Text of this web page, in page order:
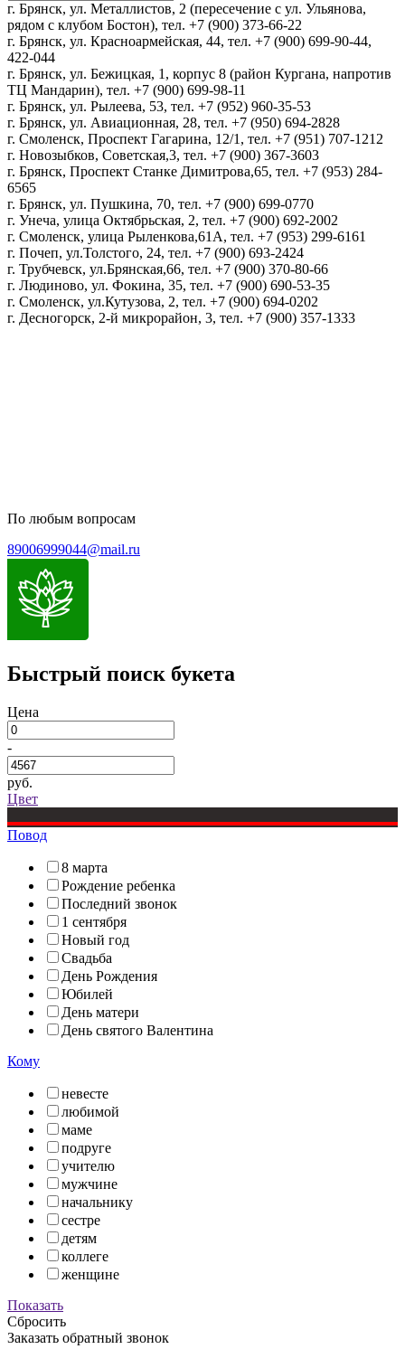
г. Брянск, ул. Металлистов, 2 (пересечение с ул. Ульянова,
рядом с клубом Бостон), тел. +7 (900) 373-66-22
г. Брянск, ул. Красноармейская, 44, тел. +7 (900) 699-90-44,
422-044
г. Брянск, ул. Бежицкая, 1, корпус 8 (район Кургана, напротив
ТЦ Мандарин), тел. +7 (900) 699-98-11
г. Брянск, ул. Рылеева, 53, тел. +7 (952) 960-35-53
г. Брянск, ул. Авиационная, 28, тел. +7 (950) 694-2828
г. Смоленск, Проспект Гагарина, 12/1, тел. +7 (951) 707-1212
г. Новозыбков, Советская,3, тел. +7 (900) 367-3603
г. Брянск, Проспект Станке Димитрова,65, тел. +7 (953) 284-
6565
г. Брянск, ул. Пушкина, 70, тел. +7 (900) 699-0770
г. Унеча, улица Октябрьская, 2, тел. +7 (900) 692-2002
г. Смоленск, улица Рыленкова,61А, тел. +7 (953) 299-6161
г. Почеп, ул.Толстого, 24, тел. +7 (900) 693-2424
г. Трубчевск, ул.Брянская,66, тел. +7 (900) 370-80-66
г. Людиново, ул. Фокина, 35, тел. +7 (900) 690-53-35
г. Смоленск, ул.Кутузова, 2, тел. +7 (900) 694-0202
г. Десногорск, 2-й микрорайон, 3, тел. +7 (900) 357-1333
По любым вопросам
89006999044@mail.ru
Быстрый поиск букета
Цена
-
руб.
Цвет
Повод
8 марта
Рождение ребенка
Последний звонок
1 сентября
Новый год
Свадьба
День Рождения
Юбилей
День матери
День святого Валентина
Кому
невесте
любимой
маме
подруге
учителю
мужчине
начальнику
сестре
детям
коллеге
женщине
Показать
Сбросить
Заказать обратный звонок